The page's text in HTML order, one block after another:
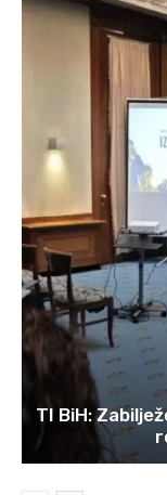
TI BiH: